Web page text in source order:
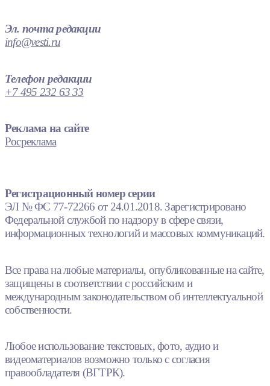
Эл. почта редакции
info@vesti.ru
Телефон редакции
+7 495 232 63 33
Реклама на сайте
Росреклама
Регистрационный номер серии
ЭЛ № ФС 77-72266 от 24.01.2018. Зарегистрировано
Федеральной службой по надзору в сфере связи,
информационных технологий и массовых коммуникаций.
Все права на любые материалы, опубликованные на сайте,
защищены в соответствии с российским и
международным законодательством об интеллектуальной
собственности.
Любое использование текстовых, фото, аудио и
видеоматериалов возможно только с согласия
правообладателя (ВГТРК).